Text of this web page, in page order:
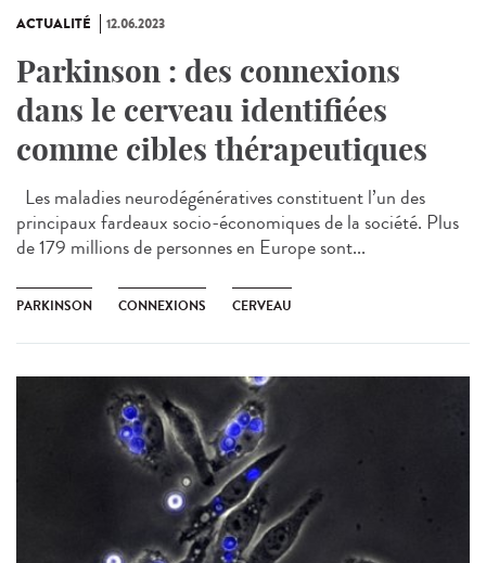
ACTUALITÉ 12.06.2023
Parkinson : des connexions
dans le cerveau identifiées
comme cibles thérapeutiques
Les maladies neurodégénératives constituent l’un des
principaux fardeaux socio-économiques de la société. Plus
de 179 millions de personnes en Europe sont...
PARKINSON CONNEXIONS CERVEAU